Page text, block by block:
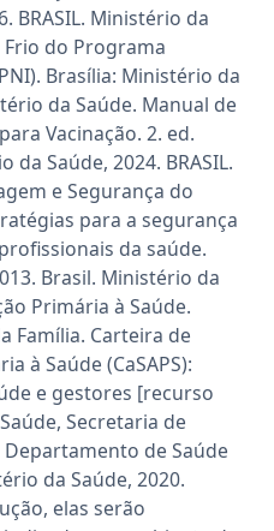
BRASIL. Ministério da
Frio do Programa
Brasília: Ministério da
da Saúde. Manual de
Vacinação. 2. ed.
Saúde, 2024. BRASIL.
e Segurança do
para a segurança
da saúde.
Brasil. Ministério da
Primária à Saúde.
Família. Carteira de
à Saúde (CaSAPS):
e gestores [recurso
Secretaria de
de Saúde
da Saúde, 2020.
elas serão